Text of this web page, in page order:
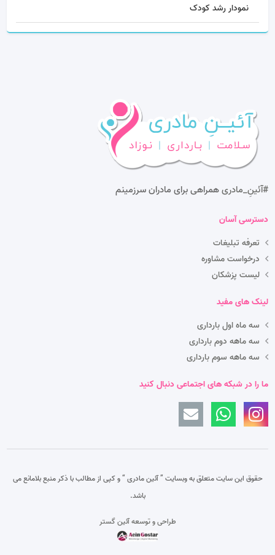
نمودار رشد کودک
#آئینِ_مادریهمراهی برای مادران سرزمینم
دسترسی آسان
تعرفه تبلیغات
درخواست مشاوره
لیست پزشکان
لینک های مفید
سه ماه اول بارداری
سه ماهه دوم بارداری
سه ماهه سوم بارداری
ما را در شبکه های اجتماعی دنبال کنید
حقوق این سایت متعلق به وبسایت ” آئین مادری “و کپی از مطالب با ذکر منبع بلامانع می
باشد.
طراحی و توسعه آئین گستر